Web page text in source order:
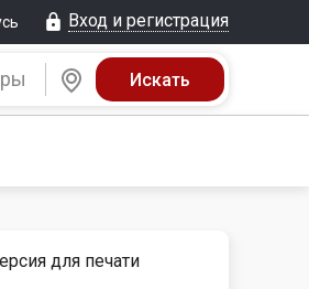
Вход и регистрация
для печати